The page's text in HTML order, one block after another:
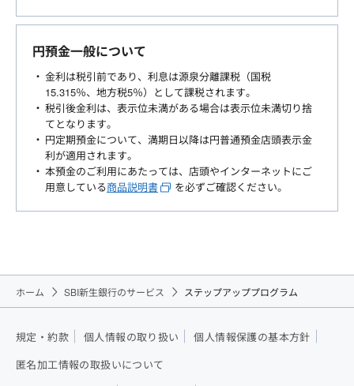
円預金一般について
金利は税引前であり、利息は源泉分離課税（国税
15.315％、地方税5％）として課税されます。
税引後金利は、表示位未満がある場合は表示位未満切り捨
てとなります。
円定期預金について、満期日以降は円普通預金店頭表示金
利が適用されます。
本預金のご利用にあたっては、店頭やインターネットにご
用意している商品説明書 を必ずご確認ください。
ホーム SBI新生銀行のサービス ステップアッププログラム
規定・約款 個人情報の取り扱い 個人情報保護の基本方針
匿名加工情報の取扱いについて